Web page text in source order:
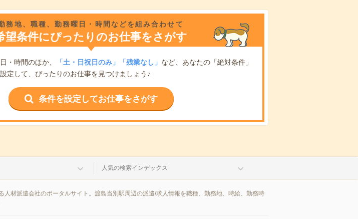
務地、職種、勤務曜日・時間などを組み合わせて
望条件にぴったりのお仕事をさがす
・時間のほか、 「土・日祝日のみ」「残業なし」 など、あなたの「絶対条件」
定して、ぴったりのお仕事を見つけましょう♪
条件を設定してお仕事をさがす
人気の検索インデックス
材派遣会社のポータルサイト。渡島当別駅周辺の派遣/求人情報を職種、勤務地、時給、勤務時